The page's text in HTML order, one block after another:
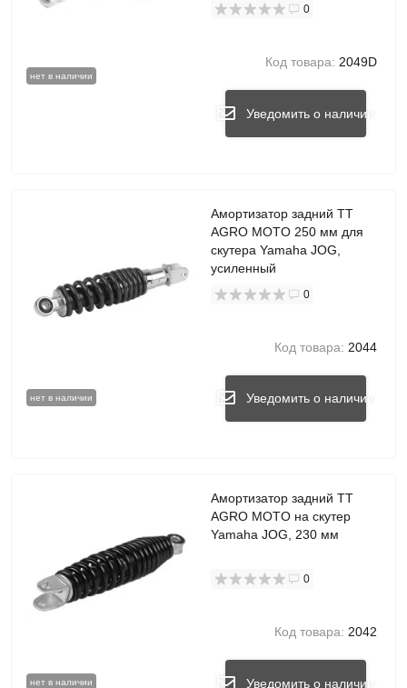
нет в наличии
0
Код товара: 2049D
Уведомить о наличии
нет в наличии
Амортизатор задний TT
AGRO MOTO 250 мм для
скутера Yamaha JOG,
усиленный
0
Код товара: 2044
Уведомить о наличии
нет в наличии
Амортизатор задний TT
AGRO MOTO на скутер
Yamaha JOG, 230 мм
0
Код товара: 2042
Уведомить о наличии